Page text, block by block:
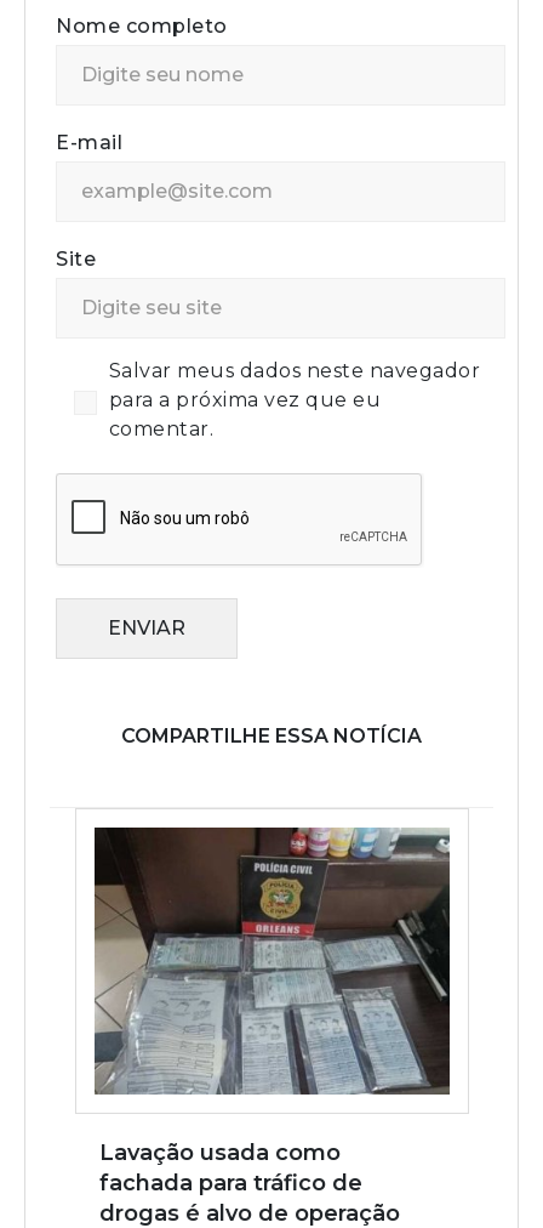
Nome completo
E-mail
Site
Salvar meus dados neste navegador
para a próxima vez que eu
comentar.
ENVIAR
COMPARTILHE ESSA NOTÍCIA
Lavação usada como
fachada para tráfico de
drogas é alvo de operação